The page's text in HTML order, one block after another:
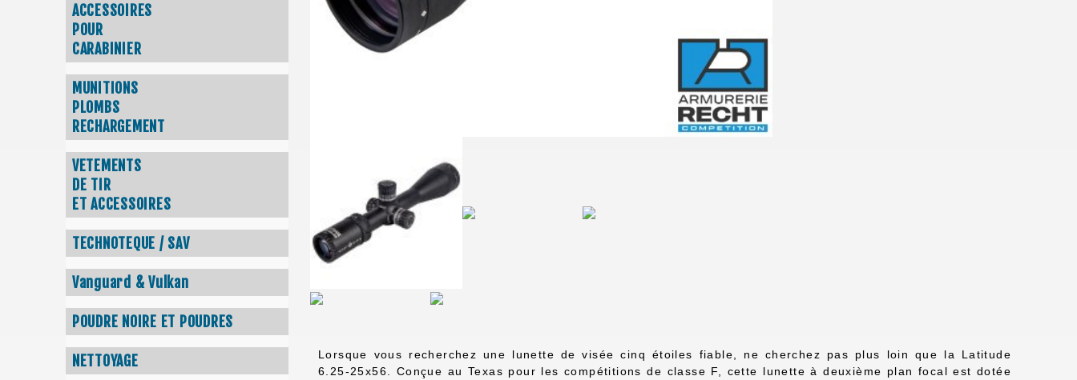
ACCESSOIRES
POUR
CARABINIER
MUNITIONS
PLOMBS
RECHARGEMENT
VETEMENTS
DE TIR
ET ACCESSOIRES
TECHNOTEQUE / SAV
Vanguard & Vulkan
POUDRE NOIRE ET POUDRES
NETTOYAGE
Lorsque vous recherchez une lunette de visée cinq étoiles fiable, ne cherchez pas plus loin que la Latitude
6.25-25x56. Conçue au Texas pour les compétitions de classe F, cette lunette à deuxième plan focal est dotée